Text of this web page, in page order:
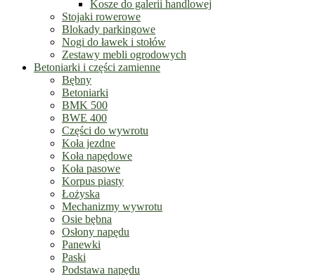
Kosze do galerii handlowej
Stojaki rowerowe
Blokady parkingowe
Nogi do ławek i stołów
Zestawy mebli ogrodowych
Betoniarki i części zamienne
Bębny
Betoniarki
BMK 500
BWE 400
Części do wywrotu
Koła jezdne
Koła napędowe
Koła pasowe
Korpus piasty
Łożyska
Mechanizmy wywrotu
Osie bębna
Osłony napędu
Panewki
Paski
Podstawa napędu